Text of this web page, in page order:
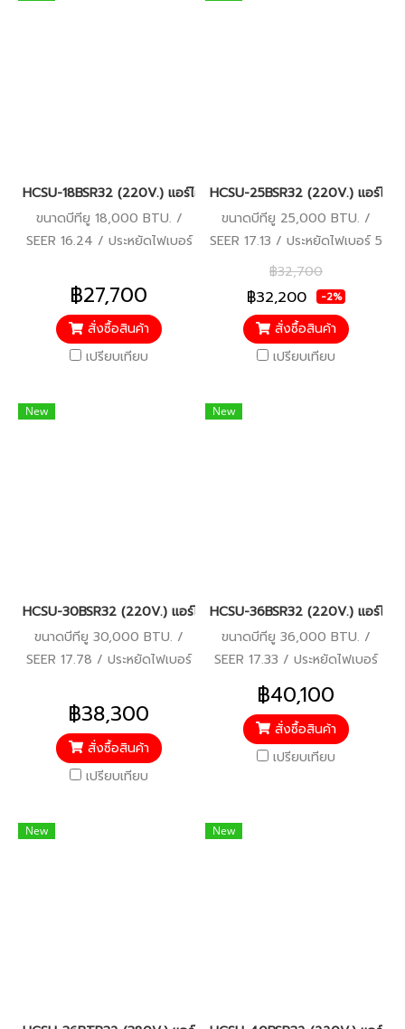
HCSU-18BSR32 (220V.) แอร์ไฮเออร์ Haier Round Flow เครื่อ
ขนาดบีทียู 18,000 BTU. /
SEER 16.24 / ประหยัดไฟเบอร์
ประกันคอมเพรสเซอร์ 5 ปี
อะไหล่อื่นๆ 5 ปี
฿27,700
สั่งซื้อสินค้า
เปรียบเทียบ
HCSU-25BSR32 (220V.) แอร์ไ
ขนาดบีทียู 25,000 BTU. /
SEER 17.13 / ประหยัดไฟเบอร์ 5
/ มอก.2134 2553 / รับประกัน
คอมเพรสเซอร์ 5 ปี อะไหล่อื่นๆ
฿32,700
฿32,200 -2%
สั่งซื้อสินค้า
เปรียบเทียบ
New
HCSU-30BSR32 (220V.) แอร์ไฮเออร์ Haier Round Flow เครื่อ
ขนาดบีทียู 30,000 BTU. /
SEER 17.78 / ประหยัดไฟเบอร์
ประกันคอมเพรสเซอร์ 5 ปี
อะไหล่อื่นๆ 5 ปี
฿38,300
สั่งซื้อสินค้า
เปรียบเทียบ
New
HCSU-36BSR32 (220V.) แอร์ไ
ขนาดบีทียู 36,000 BTU. /
SEER 17.33 / ประหยัดไฟเบอร์
5 / มอก.2134 2553 / รับ
ประกันคอมเพรสเซอร์ 5 ปี
อะไหล่อื่นๆ 5 ปี
฿40,100
สั่งซื้อสินค้า
เปรียบเทียบ
New New